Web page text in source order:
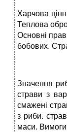
Харчова
Теплова
Основні
бобових.
Значення
страви з
смажені
з риби.
маси. Вимоги